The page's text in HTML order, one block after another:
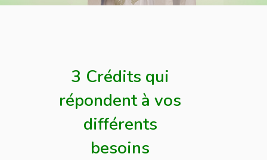
3 Crédits qui
répondent à vos
différents
besoins